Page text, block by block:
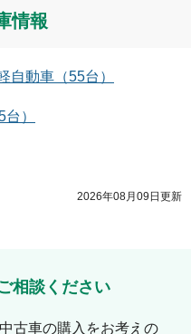
情報
自動車 （55台）
台）
2026年08月09日 更新
相談ください
古車の購入をお考えの